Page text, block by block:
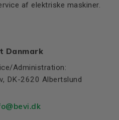
af elektriske maskiner.
Danmark
Administration:
DK-2620 Albertslund